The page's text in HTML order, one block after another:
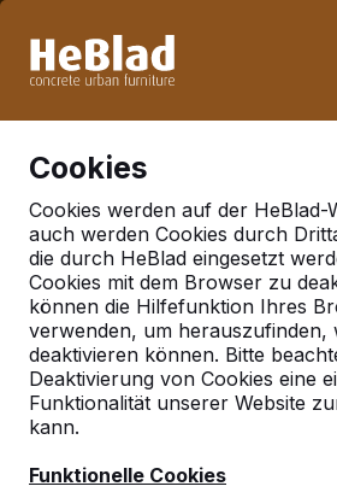
Woche 33 nicht. Bitte
Cookies
Cookies werden auf der HeBlad-
auch werden Cookies durch
die durch HeBlad eingesetzt
Cookies mit dem Browser zu
können die Hilfefunktion Ihres
verwenden, um herauszufinden,
deaktivieren können. Bitte
Deaktivierung von Cookies eine
Funktionalität unserer Website
kann.
Funktionelle Cookies
Deutschland
Referenties in: